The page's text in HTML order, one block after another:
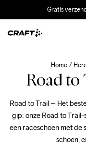
Gratis
Home
Road to
Road to Trail – Het
gip: onze Road to
een raceschoen met de
schoen,